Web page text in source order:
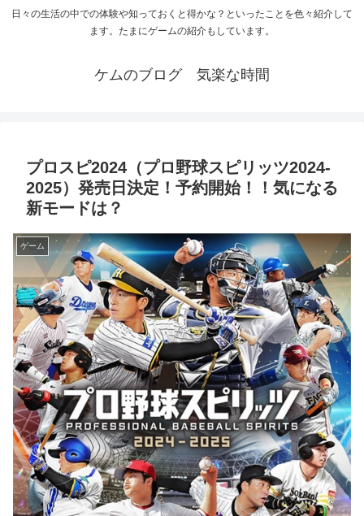
日々の生活の中での体験や知っておくと得かな？といったことを色々紹介して
ます。たまにゲームの紹介もしています。
ケムのブログ 気楽な時間
プロスピ2024（プロ野球スピリッツ2024-
2025）発売日決定！予約開始！！気になる
新モードは？
ゲーム